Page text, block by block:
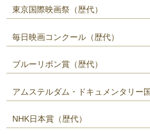
東京国際映画祭（歴代）
毎日映画コンクール（歴代）
ブルーリボン賞（歴代）
アムステルダム・ドキュメンタリー
NHK日本賞（歴代）